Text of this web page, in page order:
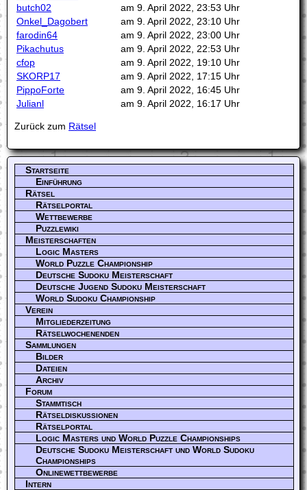
butch02
am 9. April 2022, 23:53 Uhr
Onkel_Dagobert
am 9. April 2022, 23:10 Uhr
farodin64
am 9. April 2022, 23:00 Uhr
Pikachutus
am 9. April 2022, 22:53 Uhr
cfop
am 9. April 2022, 19:10 Uhr
SKORP17
am 9. April 2022, 17:15 Uhr
PippoForte
am 9. April 2022, 16:45 Uhr
Julianl
am 9. April 2022, 16:17 Uhr
Zurück zum Rätsel
Startseite
Einführung
Rätsel
Rätselportal
Wettbewerbe
Puzzlewiki
Meisterschaften
Logic Masters
World Puzzle Championship
Deutsche Sudoku Meisterschaft
Deutsche Jugend Sudoku Meisterschaft
World Sudoku Championship
Verein
Mitgliederzeitung
Rätselwochenenden
Sammlungen
Bilder
Dateien
Archiv
Forum
Stammtisch
Rätseldiskussionen
Rätselportal
Logic Masters und World Puzzle Championships
Deutsche Sudoku Meisterschaft und World Sudoku
Championships
Onlinewettbewerbe
Intern